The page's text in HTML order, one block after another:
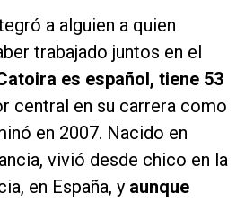
a alguien a quien
trabajado juntos en el
es español, tiene 53
central en su carrera como
en 2007. Nacido en
vivió desde chico en la
en España, y aunque